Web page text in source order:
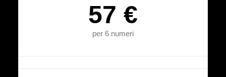
57 €
per 6 numeri